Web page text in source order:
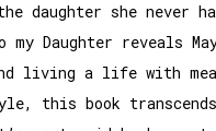
daughter she never
Daughter reveals
living a life with
this book transcends